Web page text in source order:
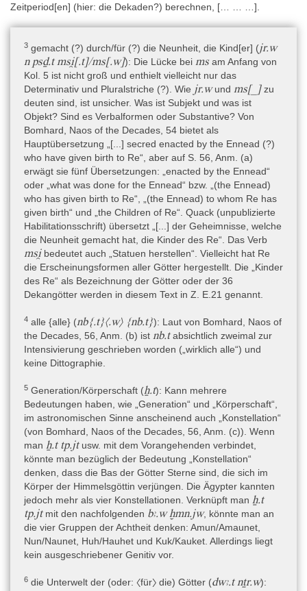
Maße: Naos mit einer fast quadratischen Grundfläche und einem
pyramidenförmigen Dach (Formtypus VI von Hohneck 2020).
cm hoch, der Türsturz 32 cm und das Dach 36 cm. Die
Seitenwände sind 20 cm stark (alle Maße nach Habachi und
Habachi 1952, 252; von Bomhard 2008, 6). Der Innenraum ist 48
cm breit, 45 cm tief (Clère 1950, 143) und 88 cm hoch (Habachi
und Habachi 1952, 252). Die Wände verjüngen sich ein wenig
nach oben (unten 88 x 80 cm, oben 83 x 73 cm). Eine Hohlkehle
als Übergang von Wand zu Dach ist nicht vorhanden. Vorn in den
Laibungen befindet sich eine Einsparung (ca. 2 cm) mit Löchern
oben und unten, die die Türzapfen von zwei Türflügeln
aufnahmen (Gesamtbreite der zwei Türflügel 50 cm).
Dekoration: Der Naos ist innen und außen dekoriert. Der größte
Teil der Außenwände ist mit der Thematik der 36 Dekanen in fünf
Darstellungsformen versehen, die – gemeinsam mit einer 37.
Gruppe für die Epagomenenperiode – ein idealisiertes
ägyptisches Jahr repräsentieren (Leitz 2010). Die Innenwände
zeigen die Götterstatue, die in dem Naos aufgestellt gewesen ist,
zusammen mit weiteren Göttergestalten des lokalen Pantheons.
Die Anordnung der 36 Dekaden zeigt die Reihenfolge, in der die
Betrachterperspektive), dann die rechte und zum Schluss die
Rückwand.
Die Inschriften auf der Vorderseite wurden in der Antike entfernt,
ebenso zwei Streifen entlang der Seitenränder der rechten
Schrift
Hieroglyphen
Die Orthographie der Dekanbeschreibungen erweckt den
Eindruck, dass die Vorlage eine Hieratische gewesen sein dürfte,
z.B. die Schreibung der Präpositionẖralsẖr.ï. Systematisch wird
mwt„Tod“ alsmrgeschrieben, Pluralstriche und kleinej/ -Striche
(Z4 𓏭 ) stehen an der falschen Stelle oder sind überflüssig, das
Verbwḏ„befehlen“ wird wiewḏi̯„aussenden“ geschrieben usw.
Eine kreuzförmige Sonderform für den Weg N31 𓈐 findet sich
geographischen Begriffen mit einem zeilenhohen
Zeitperiod[en] (hier: die Dekaden?) berechnen, [… … …].
3 gemacht (?) durch/für (?) die Neunheit, die Kind[er] (jr.w
n psḏ.t msi̯[.t]/ms[.w]): Die Lücke bei msam Anfang von
Kol. 5 ist nicht groß und enthielt vielleicht nur das
Determinativ und Pluralstriche (?). Wie jr.wund ms[_]zu
deuten sind, ist unsicher. Was ist Subjekt und was ist
Objekt? Sind es Verbalformen oder Substantive? Von
Bomhard, Naos of the Decades, 54 bietet als
Hauptübersetzung „[...] secred enacted by the Ennead (?)
who have given birth to Re“, aber auf S. 56, Anm. (a)
erwägt sie fünf Übersetzungen: „enacted by the Ennead“
oder „what was done for the Ennead“ bzw. „(the Ennead)
who has given birth to Re“, „(the Ennead) to whom Re has
given birth“ und „the Children of Re“. Quack (unpublizierte
Habilitationsschrift) übersetzt „[...] der Geheimnisse, welche
die Neunheit gemacht hat, die Kinder des Re“. Das Verb
msi̯bedeutet auch „Statuen herstellen“. Vielleicht hat Re
die Erscheinungsformen aller Götter hergestellt. Die „Kinder
des Re“ als Bezeichnung der Götter oder der 36
Dekangötter werden in diesem Text in Z. E.21 genannt.
4 alle {alle} (nb{.t}〈.w〉 {nb.t}): Laut von Bomhard, Naos of
the Decades, 56, Anm. (b) ist nb.tabsichtlich zweimal zur
Intensivierung geschrieben worden („wirklich alle“) und
keine Dittographie.
5 Generation/Körperschaft (ẖ.t): Kann mehrere
Bedeutungen haben, wie „Generation“ und „Körperschaft“,
im astronomischen Sinne anscheinend auch „Konstellation“
(von Bomhard, Naos of the Decades, 56, Anm. (c)). Wenn
man ẖ.t tp.jtusw. mit dem Vorangehenden verbindet,
könnte man bezüglich der Bedeutung „Konstellation“
denken, dass die Bas der Götter Sterne sind, die sich im
Körper der Himmelsgöttin verjüngen. Die Ägypter kannten
jedoch mehr als vier Konstellationen. Verknüpft man ẖ.t
tp.jtmit den nachfolgenden bꜣ.w ḫmn.jw, könnte man an
die vier Gruppen der Achtheit denken: Amun/Amaunet,
Nun/Naunet, Huh/Hauhet und Kuk/Kauket. Allerdings liegt
kein ausgeschriebener Genitiv vor.
6 die Unterwelt der (oder: 〈für〉 die) Götter (dwꜣ.t nṯr.w):